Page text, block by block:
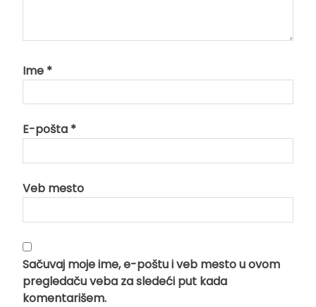
Ime *
E-pošta *
Veb mesto
Sačuvaj moje ime, e-poštu i veb mesto u ovom
pregledaču veba za sledeći put kada
komentarišem.